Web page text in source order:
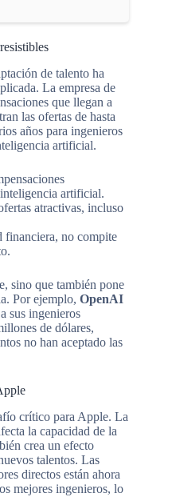
de talento ha
La empresa de
que llegan a
las ofertas de hasta
años para ingenieros
artificial.
artificial.
atractivas, incluso
financiera, no compite
sino que también pone
Por ejemplo, OpenAI
sus ingenieros
de dólares,
no han aceptado las
crítico para Apple. La
la capacidad de la
crea un efecto
talentos. Las
directos están ahora
mejores ingenieros, lo